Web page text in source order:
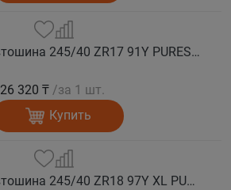
COMFORSER Автошина 245/40 ZR17 91Y PURESPEED лето
26 320 ₸ /за 1 шт.
Купить
COMFORSER Автошина 245/40 ZR18 97Y XL PURESPEED лето